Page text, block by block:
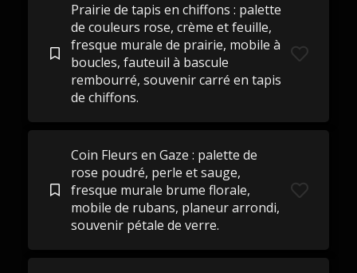
Prairie de tapis en chiffons : palette
de couleurs rose, crème et feuille,
fresque murale de prairie, mobile à
boucles, fauteuil à bascule
rembourré, souvenir carré en tapis
de chiffons.
Coin Fleurs en Gaze : palette de
rose poudré, perle et sauge,
fresque murale brume florale,
mobile de rubans, planeur arrondi,
souvenir pétale de verre.